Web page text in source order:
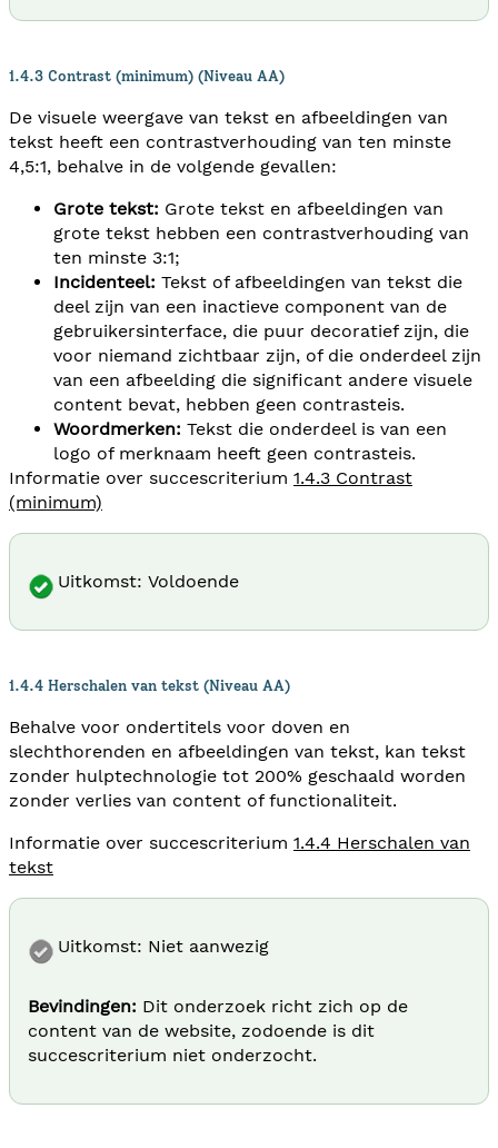
1.4.3 Contrast (minimum) (Niveau AA)
De visuele weergave van tekst en afbeeldingen van
tekst heeft een contrastverhouding van ten minste
4,5:1, behalve in de volgende gevallen:
Grote tekst: Grote tekst en afbeeldingen van
grote tekst hebben een contrastverhouding van
ten minste 3:1;
Incidenteel: Tekst of afbeeldingen van tekst die
deel zijn van een inactieve component van de
gebruikersinterface, die puur decoratief zijn, die
voor niemand zichtbaar zijn, of die onderdeel zijn
van een afbeelding die significant andere visuele
content bevat, hebben geen contrasteis.
Woordmerken: Tekst die onderdeel is van een
logo of merknaam heeft geen contrasteis.
Informatie over succescriterium 1.4.3 Contrast
(minimum)
Uitkomst: Voldoende
1.4.4 Herschalen van tekst (Niveau AA)
Behalve voor ondertitels voor doven en
slechthorenden en afbeeldingen van tekst, kan tekst
zonder hulptechnologie tot 200% geschaald worden
zonder verlies van content of functionaliteit.
Informatie over succescriterium 1.4.4 Herschalen van
tekst
Uitkomst: Niet aanwezig
Bevindingen: Dit onderzoek richt zich op de
content van de website, zodoende is dit
succescriterium niet onderzocht.